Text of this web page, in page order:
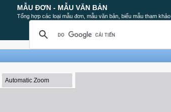
MẪU ĐƠN - MẪU VĂN BẢN
Tổng hợp các loại mẫu đơn, mẫu văn bản, biểu mẫu tham khảo